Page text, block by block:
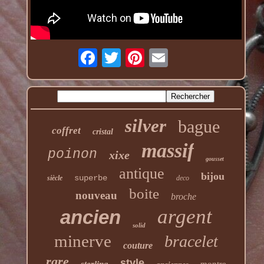
coffret cristal silver bague
poinon xixe massif gousset
siècle superbe antique deco bijou
nouveau boite broche
ancien solid argent
minerve couture bracelet